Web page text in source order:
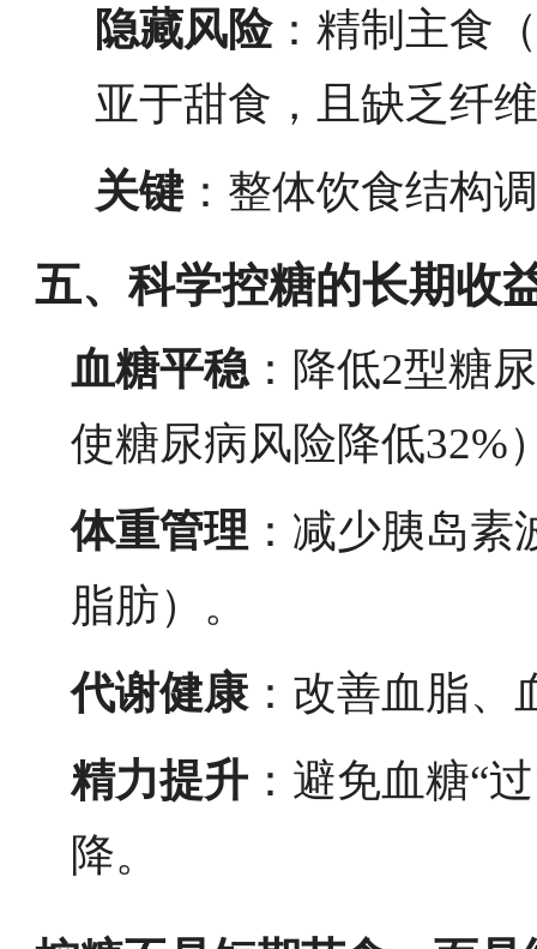
隐藏风险：精制主食
亚于甜食，且缺乏纤
关键：整体饮食结构
五、科学控糖的长期收
血糖平稳：降低2型糖
使糖尿病风险降低32%
体重管理 ：减少胰岛
脂肪）。
代谢健康 ：改善血脂
精力提升 ：避免血糖“
降。